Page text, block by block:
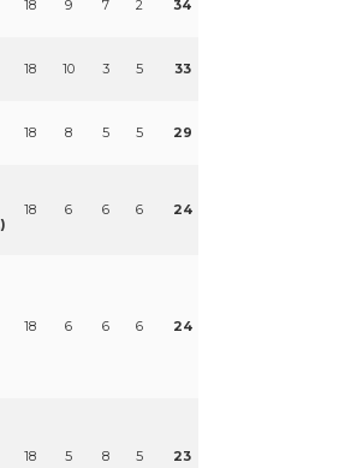
18 9 7 2 34
18 10 3 5 33
18 8 5 5 29
18 6 6 6 24
18 6 6 6 24
18 5 8 5 23